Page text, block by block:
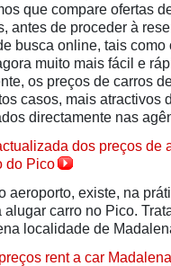
que compare ofertas
antes de proceder à
busca online, tais como
muito mais fácil e
os preços de carros
casos, mais atractivos
directamente nas
dos preços de
do Pico
aeroporto, existe, na
alugar carro no Pico.
localidade de
rent a car Madalena